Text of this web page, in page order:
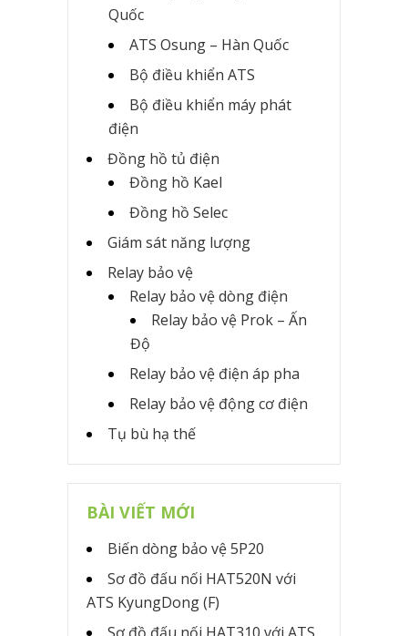
Quốc
ATS Osung – Hàn Quốc
Bộ điều khiển ATS
Bộ điều khiển máy phát
điện
Đồng hồ tủ điện
Đồng hồ Kael
Đồng hồ Selec
Giám sát năng lượng
Relay bảo vệ
Relay bảo vệ dòng điện
Relay bảo vệ Prok – Ấn
Độ
Relay bảo vệ điện áp pha
Relay bảo vệ động cơ điện
Tụ bù hạ thế
BÀI VIẾT MỚI
Biến dòng bảo vệ 5P20
Sơ đồ đấu nối HAT520N với
ATS KyungDong (F)